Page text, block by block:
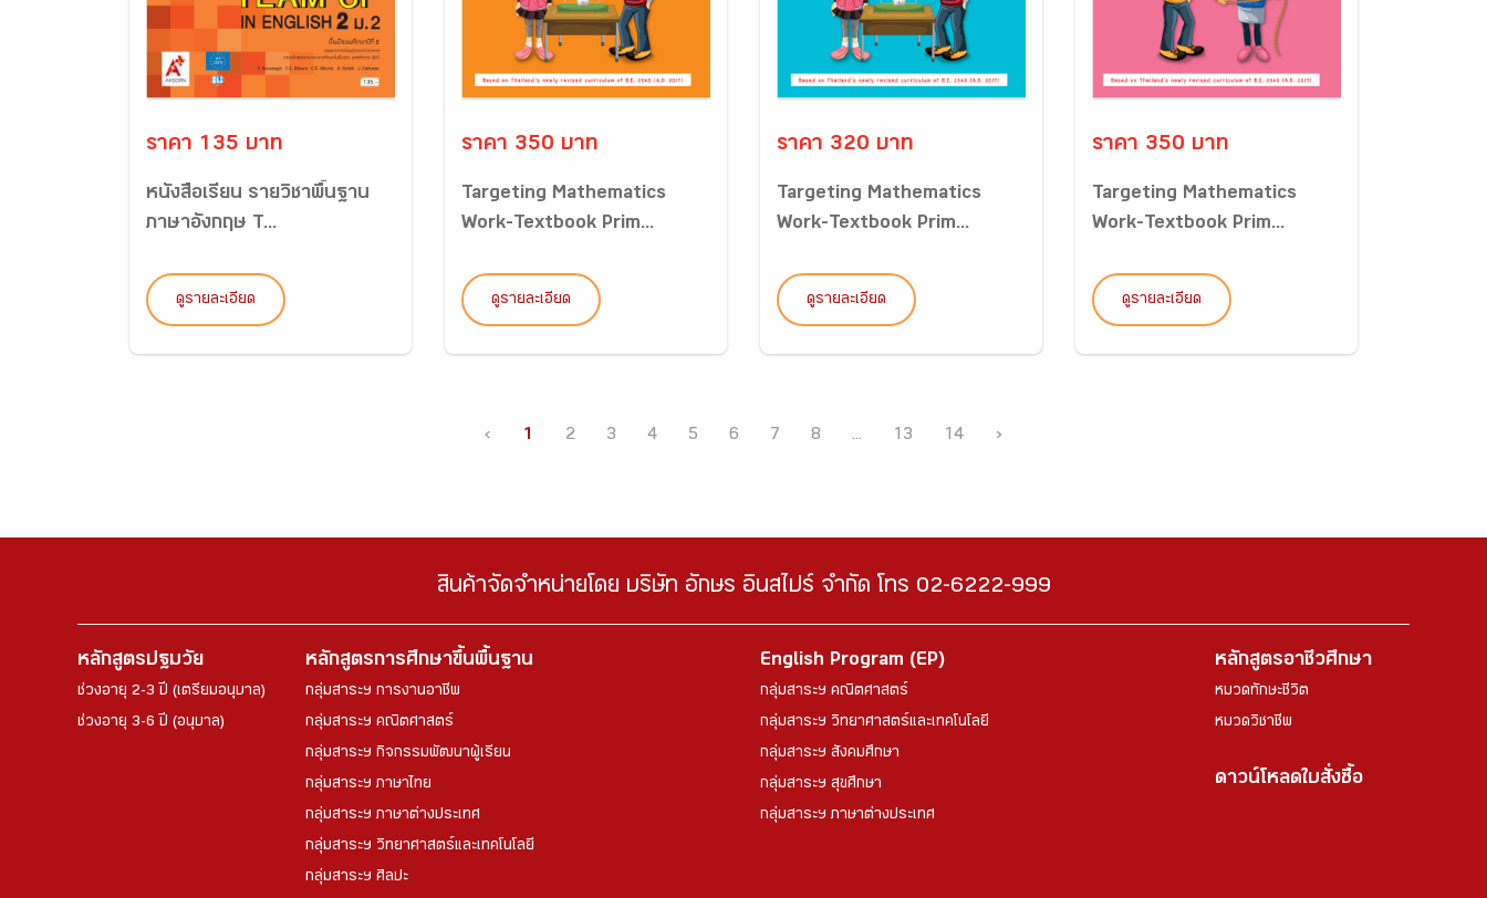
ราคา 135 บาท
หนังสือเรียน รายวิชาพื้นฐาน
ภาษาอังกฤษ T...
ดูรายละเอียด
ราคา 350 บาท
Targeting Mathematics
Work-Textbook Prim...
ดูรายละเอียด
ราคา 320 บาท
Targeting Mathematics
Work-Textbook Prim...
ดูรายละเอียด
ราคา 350 บาท
Targeting Mathematics
Work-Textbook Prim...
ดูรายละเอียด
‹ 1 2 3 4 5 6 7 8 ... 13 14 ›
สินค้าจัดจำหน่ายโดย บริษัท อักษร อินสไปร์ จำกัด โทร 02-6222-999
หลักสูตรปฐมวัย
ช่วงอายุ 2-3 ปี (เตรียมอนุบาล)
ช่วงอายุ 3-6 ปี (อนุบาล)
หลักสูตรการศึกษาขึ้นพื้นฐาน
กลุ่มสาระฯ การงานอาชีพ
กลุ่มสาระฯ คณิตศาสตร์
กลุ่มสาระฯ กิจกรรมพัฒนาผู้เรียน
กลุ่มสาระฯ ภาษาไทย
กลุ่มสาระฯ ภาษาต่างประเทศ
กลุ่มสาระฯ วิทยาศาสตร์และเทคโนโลยี
กลุ่มสาระฯ ศิลปะ
English Program (EP)
กลุ่มสาระฯ คณิตศาสตร์
กลุ่มสาระฯ วิทยาศาสตร์และเทคโนโลยี
กลุ่มสาระฯ สังคมศึกษา
กลุ่มสาระฯ สุขศึกษา
กลุ่มสาระฯ ภาษาต่างประเทศ
หลักสูตรอาชีวศึกษา
หมวดทักษะชีวิต
หมวดวิชาชีพ
ดาวน์โหลดใบสั่งซื้อ